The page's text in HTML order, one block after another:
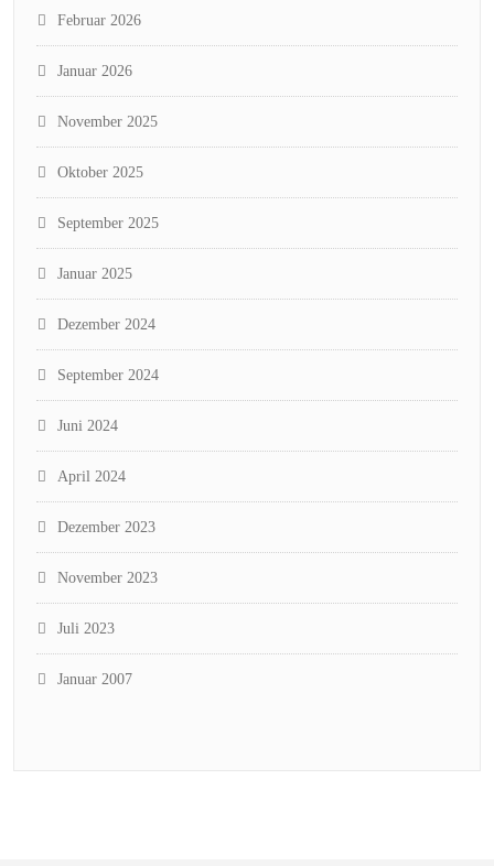
Februar 2026
Januar 2026
November 2025
Oktober 2025
September 2025
Januar 2025
Dezember 2024
September 2024
Juni 2024
April 2024
Dezember 2023
November 2023
Juli 2023
Januar 2007